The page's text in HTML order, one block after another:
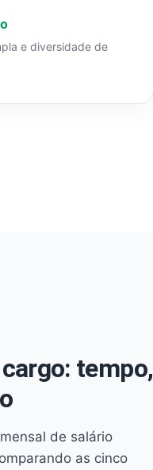
e diversidade de
tempo,
de salário
as cinco